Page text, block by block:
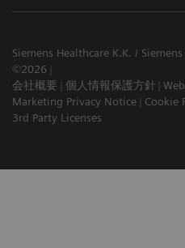
Siemens Healthcare K.K. /
©2026
会社概要
個人情報保護方針
Marketing Privacy Notice
Cookie
3rd Party Licenses